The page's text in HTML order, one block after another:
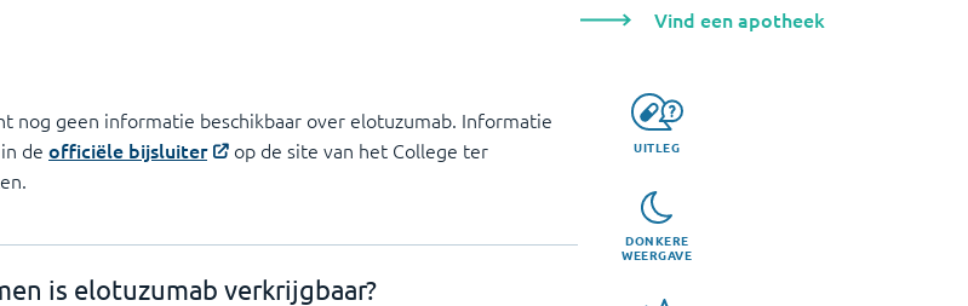
Vind een apotheek
UITLEG
DONKERE
WEERGAVE
nog geen informatie beschikbaar over elotuzumab. Informatie
de officiële bijsluiter
op de site van het College ter
is elotuzumab verkrijgbaar?